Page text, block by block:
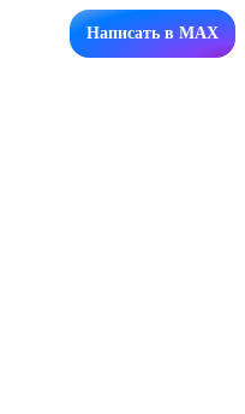
Написать в MAX